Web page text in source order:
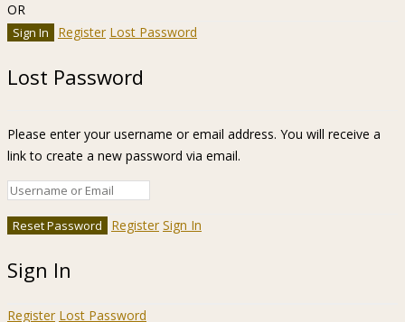
OR
Register Lost Password
Lost Password
Please enter your username or email address. You will receive a
link to create a new password via email.
Register Sign In
Sign In
Register Lost Password